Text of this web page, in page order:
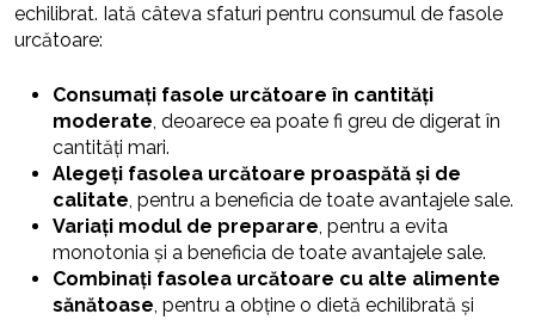
echilibrat. Iată câteva sfaturi pentru consumul de fasole
urcătoare:
Consumați fasole urcătoare în cantități
moderate , deoarece ea poate fi greu de digerat în
cantități mari.
Alegeți fasolea urcătoare proaspătă și de
calitate , pentru a beneficia de toate avantajele sale.
Variați modul de preparare , pentru a evita
monotonia și a beneficia de toate avantajele sale.
Combinați fasolea urcătoare cu alte alimente
sănătoase , pentru a obține o dietă echilibrată și